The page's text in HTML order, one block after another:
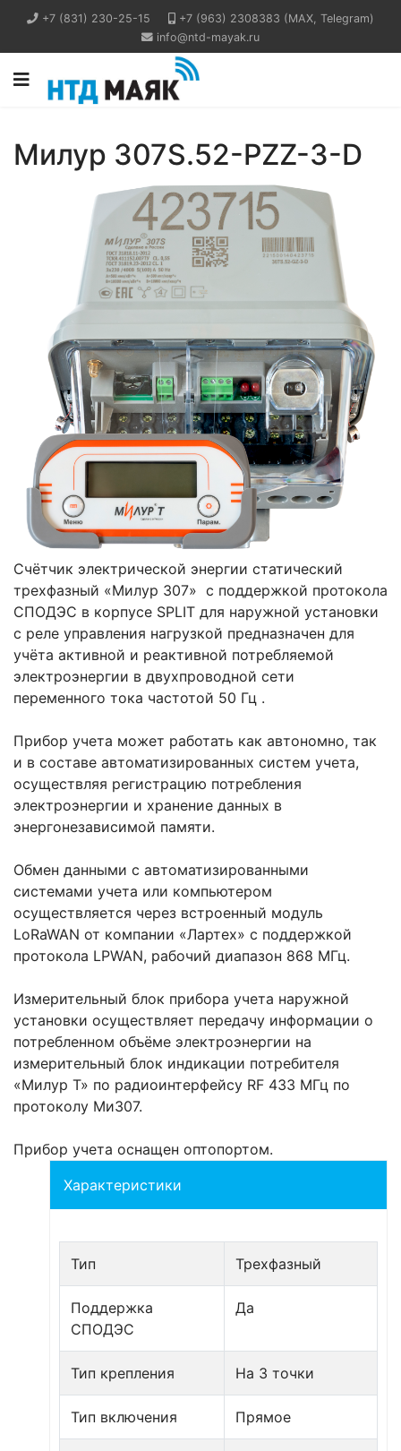
+7 (831) 230-25-15
+7 (963) 2308383 (MAX, Telegram)
info@ntd-mayak.ru
Милур 307S.52-PZZ-3-D
Счётчик электрической энергии статический
трехфазный «Милур 307» с поддержкой протокола
СПОДЭС в корпусе SPLIT для наружной установки
с реле управления нагрузкой предназначен для
учёта активной и реактивной потребляемой
электроэнергии в двухпроводной сети
переменного тока частотой 50 Гц .
Прибор учета может работать как автономно, так
и в составе автоматизированных систем учета,
осуществляя регистрацию потребления
электроэнергии и хранение данных в
энергонезависимой памяти.
Обмен данными с автоматизированными
системами учета или компьютером
осуществляется через встроенный модуль
LoRaWAN от компании «Лартех» с поддержкой
протокола LPWAN, рабочий диапазон 868 МГц.
Измерительный блок прибора учета наружной
установки осуществляет передачу информации о
потребленном объёме электроэнергии на
измерительный блок индикации потребителя
«Милур Т» по радиоинтерфейсу RF 433 МГц по
протоколу Ми307.
Прибор учета оснащен оптопортом.
Характеристики
Тип Трехфазный
Поддержка
СПОДЭС
Да
Тип крепления На 3 точки
Тип включения Прямое